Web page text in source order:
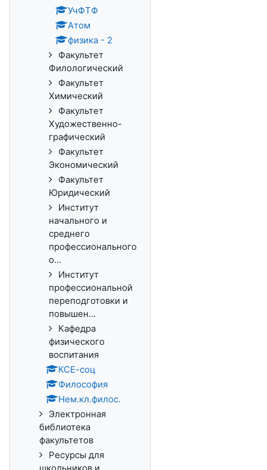
УчФТФ
Атом
физика - 2
Факультет
Филологический
Факультет
Химический
Факультет
Художественно-
графический
Факультет
Экономический
Факультет
Юридический
Институт
начального и
среднего
профессионального
о...
Институт
профессиональной
переподготовки и
повышен...
Кафедра
физического
воспитания
КСЕ-соц
Философия
Нем.кл.филос.
Электронная
библиотека
факультетов
Ресурсы для